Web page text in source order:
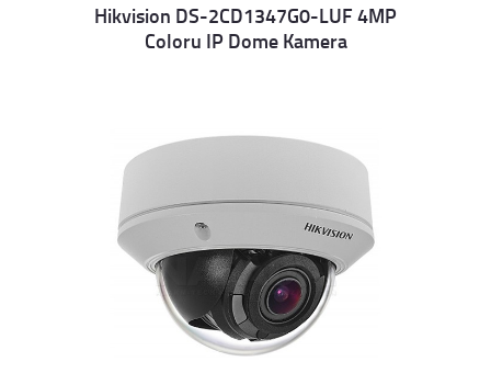
Details
Hikvision DS-2CD1347G0-LUF 4MP
Coloru IP Dome Kamera